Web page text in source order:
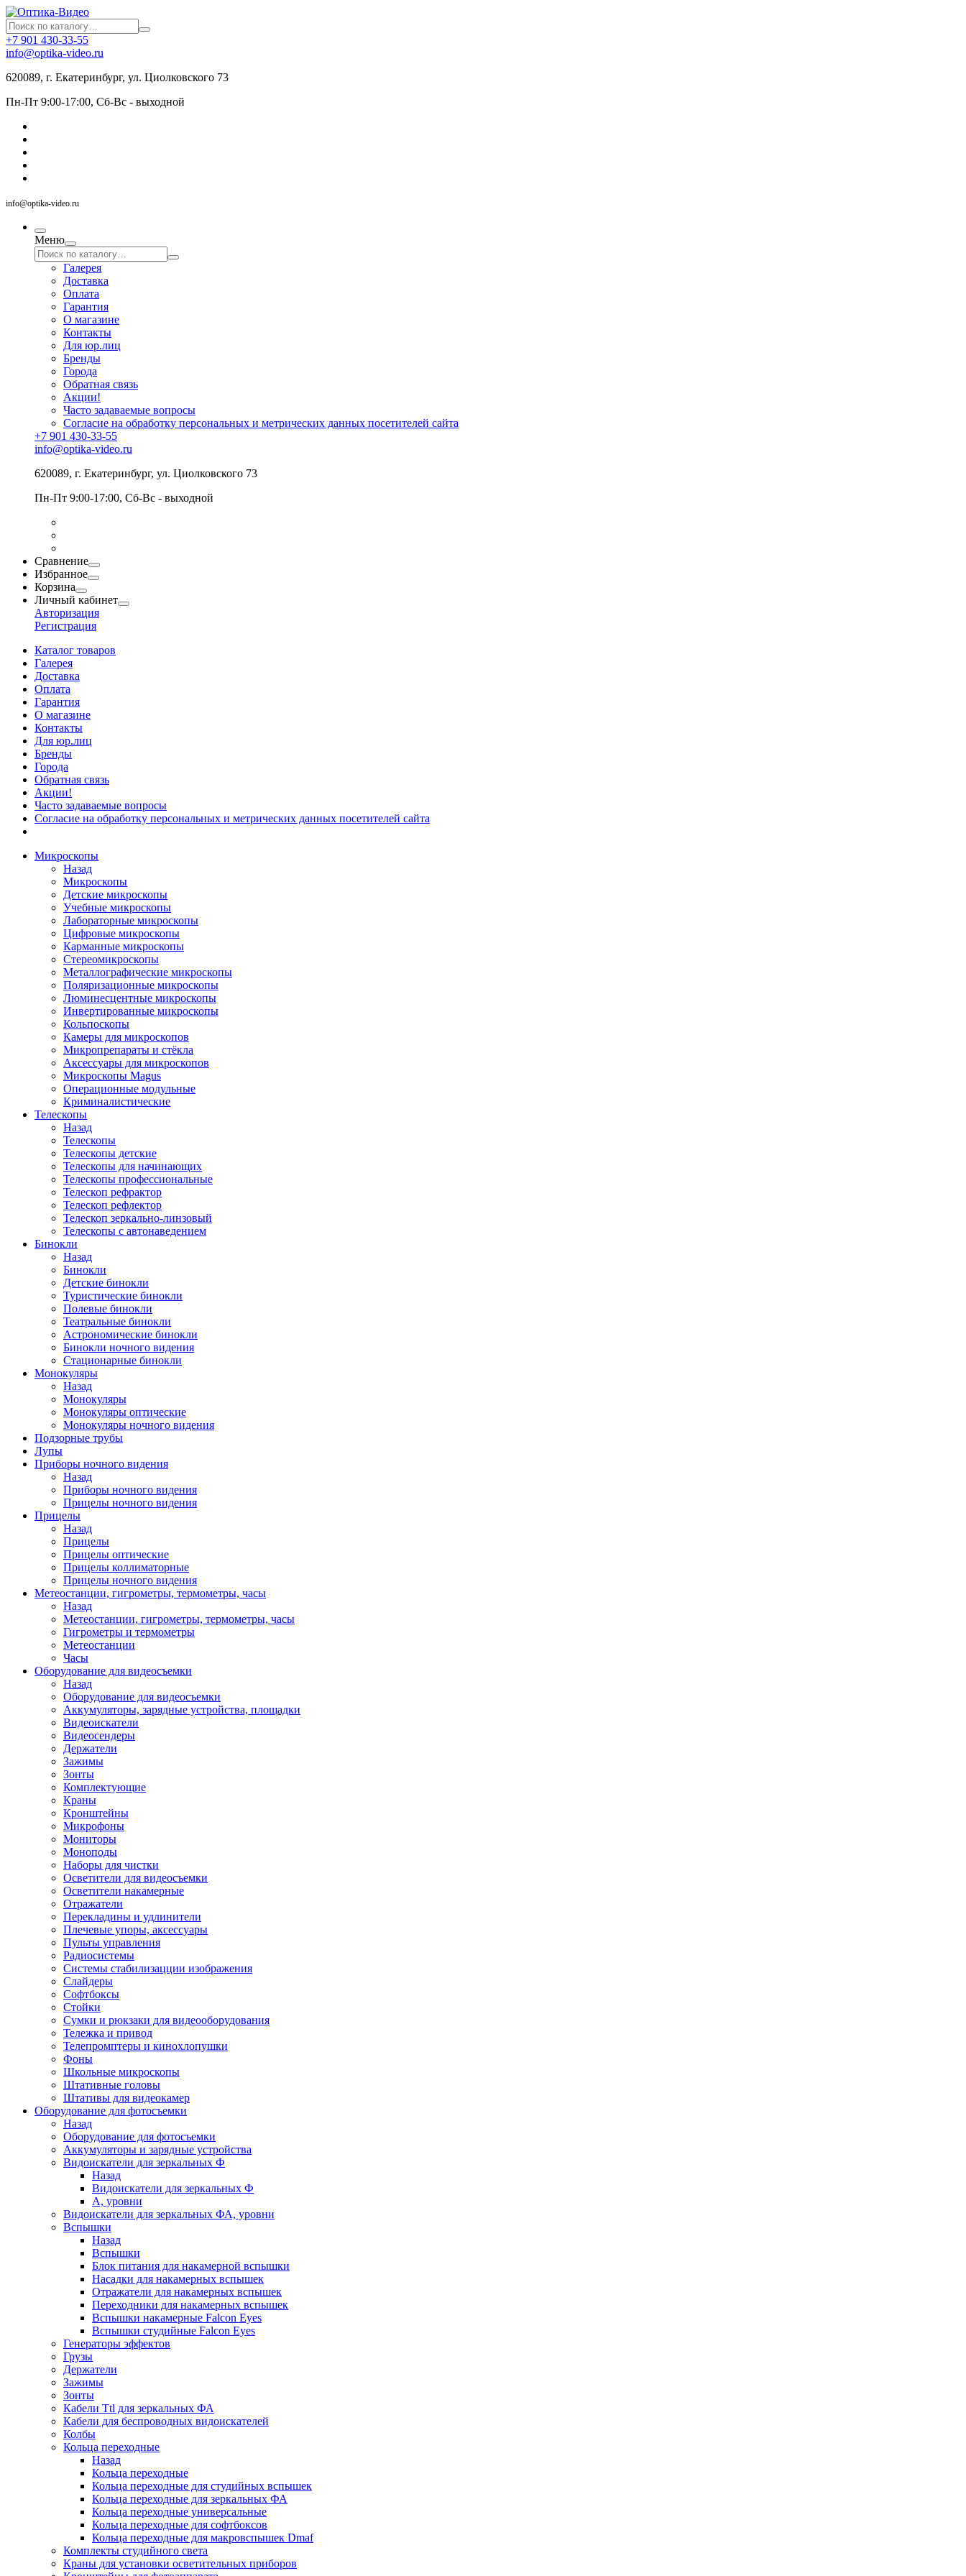
+7 901 430-33-55
info@optika-video.ru
620089, г. Екатеринбург, ул. Циолковского 73
Пн-Пт 9:00-17:00, Сб-Вс - выходной
info@optika-video.ru
Меню
Галерея
Доставка
Оплата
Гарантия
О магазине
Контакты
Для юр.лиц
Бренды
Города
Обратная связь
Акции!
Часто задаваемые вопросы
Согласие на обработку персональных и метрических данных посетителей сайта
+7 901 430-33-55
info@optika-video.ru
620089, г. Екатеринбург, ул. Циолковского 73
Пн-Пт 9:00-17:00, Сб-Вс - выходной
Сравнение
Избранное
Корзина
Личный кабинет
Авторизация
Регистрация
Каталог товаров
Галерея
Доставка
Оплата
Гарантия
О магазине
Контакты
Для юр.лиц
Бренды
Города
Обратная связь
Акции!
Часто задаваемые вопросы
Согласие на обработку персональных и метрических данных посетителей сайта
Микроскопы
Назад
Микроскопы
Детские микроскопы
Учебные микроскопы
Лабораторные микроскопы
Цифровые микроскопы
Карманные микроскопы
Стереомикроскопы
Металлографические микроскопы
Поляризационные микроскопы
Люминесцентные микроскопы
Инвертированные микроскопы
Кольпоскопы
Камеры для микроскопов
Микропрепараты и стёкла
Аксессуары для микроскопов
Микроскопы Magus
Операционные модульные
Криминалистические
Телескопы
Назад
Телескопы
Телескопы детские
Телескопы для начинающих
Телескопы профессиональные
Телескоп рефрактор
Телескоп рефлектор
Телескоп зеркально-линзовый
Телескопы с автонаведением
Бинокли
Назад
Бинокли
Детские бинокли
Туристические бинокли
Полевые бинокли
Театральные бинокли
Астрономические бинокли
Бинокли ночного видения
Стационарные бинокли
Монокуляры
Назад
Монокуляры
Монокуляры оптические
Монокуляры ночного видения
Подзорные трубы
Лупы
Приборы ночного видения
Назад
Приборы ночного видения
Прицелы ночного видения
Прицелы
Назад
Прицелы
Прицелы оптические
Прицелы коллиматорные
Прицелы ночного видения
Метеостанции, гигрометры, термометры, часы
Назад
Метеостанции, гигрометры, термометры, часы
Гигрометры и термометры
Метеостанции
Часы
Оборудование для видеосъемки
Назад
Оборудование для видеосъемки
Аккумуляторы, зарядные устройства, площадки
Видеоискатели
Видеосендеры
Держатели
Зажимы
Зонты
Комплектующие
Краны
Кронштейны
Микрофоны
Мониторы
Моноподы
Наборы для чистки
Осветители для видеосъемки
Осветители накамерные
Отражатели
Перекладины и удлинители
Плечевые упоры, аксессуары
Пульты управления
Радиосистемы
Системы стабилизацции изображения
Слайдеры
Софтбоксы
Стойки
Сумки и рюкзаки для видеооборудования
Тележка и привод
Телепромптеры и кинохлопушки
Фоны
Школьные микроскопы
Штативные головы
Штативы для видеокамер
Оборудование для фотосъемки
Назад
Оборудование для фотосъемки
Аккумуляторы и зарядные устройства
Видоискатели для зеркальных Ф
Назад
Видоискатели для зеркальных Ф
А, уровни
Видоискатели для зеркальных ФА, уровни
Вспышки
Назад
Вспышки
Блок питания для накамерной вспышки
Насадки для накамерных вспышек
Отражатели для накамерных вспышек
Переходники для накамерных вспышек
Вспышки накамерные Falcon Eyes
Вспышки студийные Falcon Eyes
Генераторы эффектов
Грузы
Держатели
Зажимы
Зонты
Кабели Ttl для зеркальных ФА
Кабели для беспроводных видоискателей
Колбы
Кольца переходные
Назад
Кольца переходные
Кольца переходные для студийных вспышек
Кольца переходные для зеркальных ФА
Кольца переходные универсальные
Кольца переходные для софтбоксов
Кольца переходные для макровспышек Dmaf
Комплекты студийного света
Краны для установки осветительных приборов